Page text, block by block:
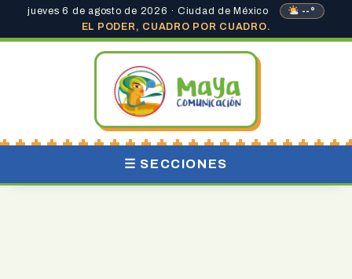
jueves 6 de agosto de 2026 · Ciudad de México
--°
EL PODER, CUADRO POR CUADRO.
☰ SECCIONES